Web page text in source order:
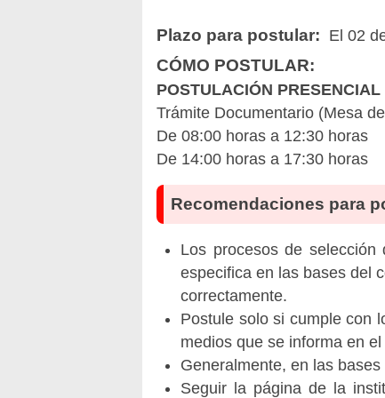
Plazo para postular: El 02
CÓMO POSTULAR:
POSTULACIÓN PRESENCIAL
Trámite Documentario (Mesa
De 08:00 horas a 12:30 horas
De 14:00 horas a 17:30 horas
Recomendaciones para
Los procesos de
especifica en las bases del
correctamente.
Postule solo si cumple con
medios que se informa en
Generalmente, en las
Seguir la página de la